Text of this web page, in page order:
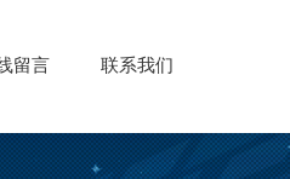
留言 联系我们